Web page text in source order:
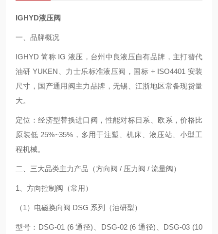
IGHYD液压阀
一、品牌概况
IGHYD 简称 IG 液压，台州中良液压自有品牌，主打替代
油研 YUKEN、力士乐标准液压阀，国标 + ISO4401 安装
尺寸，国产通用阀主力品牌，无锡、江浙地区常备现货量
大。
定位：经济型替换进口阀，性能对标日系、欧系，价格比
原装低 25%~35%，多用于注塑、机床、液压站、小型工
程机械。
二、三大品类主力产品（方向阀 / 压力阀 / 流量阀）
1、方向控制阀（常用）
（1）电磁换向阀 DSG 系列（油研型）
型号：DSG‑01 (6 通径)、DSG‑02 (6 通径)、DSG‑03 (10